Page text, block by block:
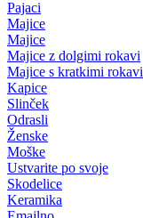
Pajaci
Majice
Majice
Majice z dolgimi rokavi
Majice s kratkimi rokavi
Kapice
Slinček
Odrasli
Ženske
Moške
Ustvarite po svoje
Skodelice
Keramika